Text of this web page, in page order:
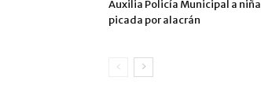
Auxilia Policía Municipal a niña
picada por alacrán